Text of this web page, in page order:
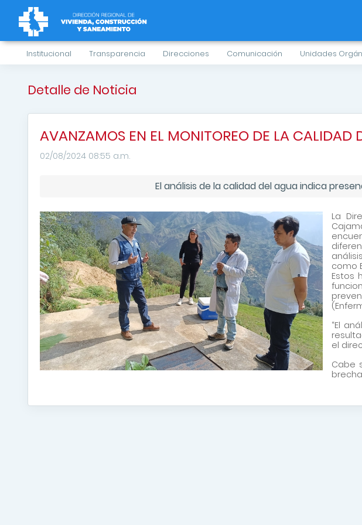
Institucional Transparencia Direcciones Comunicación Unidades
Detalle de Noticia
AVANZAMOS EN EL MONITOREO DE LA
02/08/2024 08:55 a.m.
El análisis de la calidad del agua indica
La
como
Estos
“El
el
Cabe